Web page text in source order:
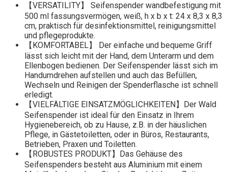
【VERSATILITY】 Seifenspender wandbefestigung mit
500 ml fassungsvermögen, weiß, h x b x t: 24 x 8,3 x 8,3
cm, praktisch für desinfektionsmittel, reinigungsmittel
und pflegeprodukte.
【KOMFORTABEL】 Der einfache und bequeme Griff
lässt sich leicht mit der Hand, dem Unterarm und dem
Ellenbogen bedienen. Der Seifenspender lässt sich im
Handumdrehen aufstellen und auch das Befüllen,
Wechseln und Reinigen der Spenderflasche ist schnell
erledigt.
【VIELFÄLTIGE EINSATZMÖGLICHKEITEN】Der Wald
Seifenspender ist ideal für den Einsatz in Ihrem
Hygienebereich, ob zu Hause, z.B. in der häuslichen
Pflege, in Gästetoiletten, oder in Büros, Restaurants,
Betrieben, Praxen und Toiletten.
【ROBUSTES PRODUKT】Das Gehäuse des
Seifenspenders besteht aus Aluminium mit einem